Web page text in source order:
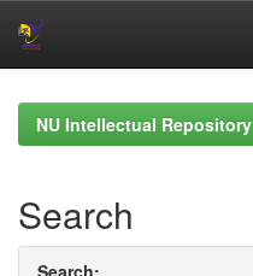
navigationNU Intellectual Repository
Search
Search: